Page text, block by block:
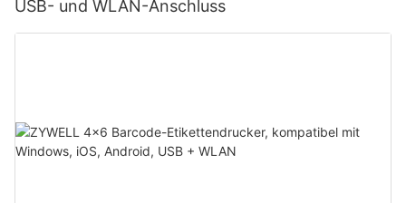
USB- und WLAN-Anschluss